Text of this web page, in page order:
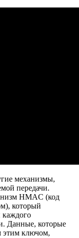
механизмы,
передачи.
HMAC (код
который
каждого
Данные, которые
этим ключом,